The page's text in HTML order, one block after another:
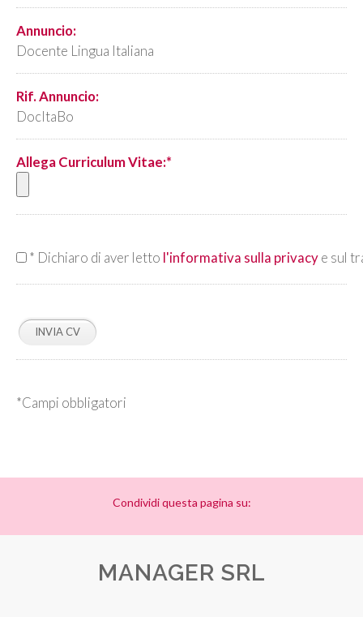
Annuncio:
Docente Lingua Italiana
Rif. Annuncio:
DocItaBo
Allega Curriculum Vitae:*
* Dichiaro di aver letto l'informativa sulla privacye sul
*Campi obbligatori
Condividi questa pagina su:
MANAGER SRL